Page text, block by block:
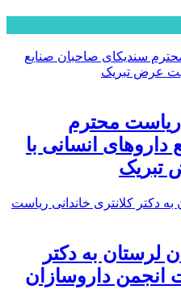
ریاست محترم
انسانی با
تبریک
لرستان به دکتر
انجمن داروسازان